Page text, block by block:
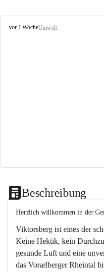
V
vor 1 WocheUmwelt
Beschreibung
Herzlich willkommen in der
Viktorsberg ist eines der
Keine Hektik, kein
gesunde Luft und eine
das Vorarlberger Rheintal